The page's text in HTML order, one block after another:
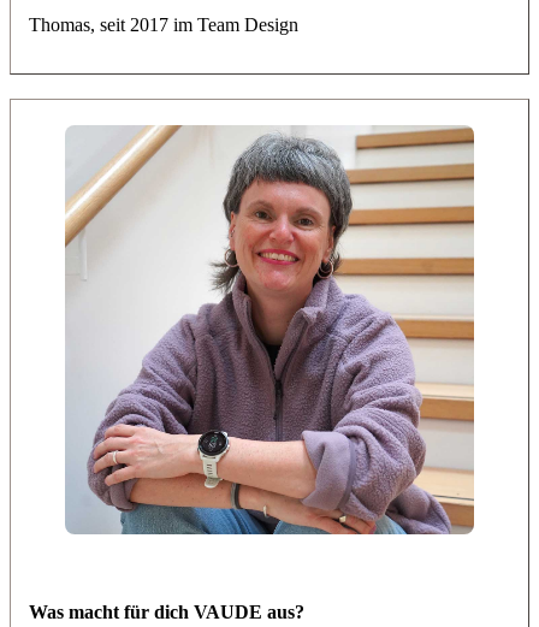
Thomas, seit 2017 im Team Design
Was macht für dich VAUDE aus?